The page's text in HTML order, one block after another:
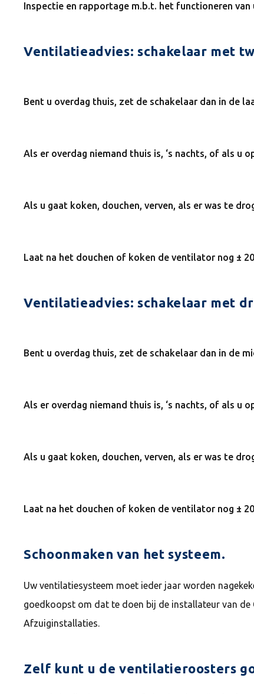
Inspectie en rapportage m.b.t. het functioneren van
Ventilatieadvies: schakelaar met
Bent u overdag thuis, zet de schakelaar dan in de
Als er overdag niemand thuis is, ‘s nachts, of als u
Als u gaat koken, douchen, verven, als er was te
Laat na het douchen of koken de ventilator nog ±
Ventilatieadvies: schakelaar met
Bent u overdag thuis, zet de schakelaar dan in de
Als er overdag niemand thuis is, ‘s nachts, of als u
Als u gaat koken, douchen, verven, als er was te
Laat na het douchen of koken de ventilator nog ±
Schoonmaken van het systeem.
Uw ventilatiesysteem moet ieder jaar worden
goedkoopst om dat te doen bij de installateur van
Afzuiginstallaties.
Zelf kunt u de ventilatieroosters